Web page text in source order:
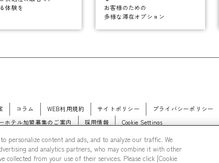
体験を
お客様のための
多様な滞在オプション
コラム WEB利用規約 サイトポリシー プライバシーポリシー
ホテル加盟募集のご案内 採用情報 Cookie Settings
personalize content and ads, and to analyze our traffic. We
and analytics partners, who may combine it with other
from your use of their services. Please click [Cookie